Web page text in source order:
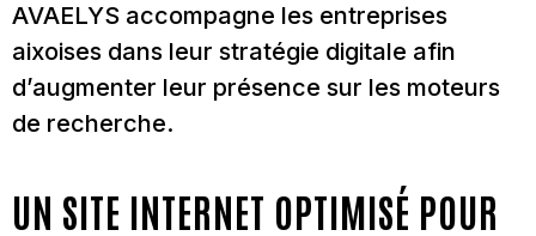
AVAELYS accompagne les entreprises
aixoises dans leur stratégie digitale afin
d’augmenter leur présence sur les moteurs
de recherche.
UN SITE INTERNET OPTIMISÉ POUR